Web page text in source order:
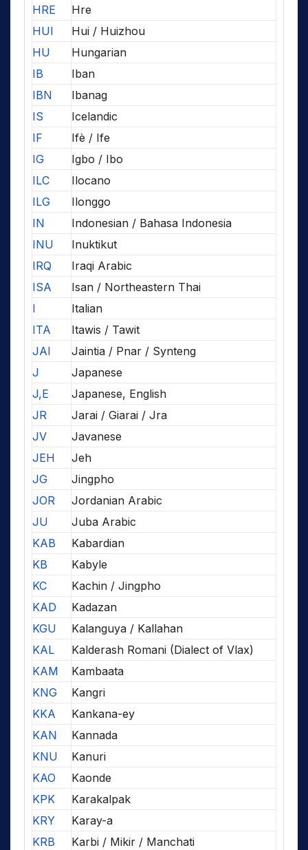
HRE
Hre
HUI
Hui / Huizhou
HU
Hungarian
IB
Iban
IBN
Ibanag
IS
Icelandic
IF
Ifè / Ife
IG
Igbo / Ibo
ILC
Ilocano
ILG
Ilonggo
IN
Indonesian / Bahasa Indonesia
INU
Inuktikut
IRQ
Iraqi Arabic
ISA
Isan / Northeastern Thai
I
Italian
ITA
Itawis / Tawit
JAI
Jaintia / Pnar / Synteng
J
Japanese
J,E
Japanese, English
JR
Jarai / Giarai / Jra
JV
Javanese
JEH
Jeh
JG
Jingpho
JOR
Jordanian Arabic
JU
Juba Arabic
KAB
Kabardian
KB
Kabyle
KC
Kachin / Jingpho
KAD
Kadazan
KGU
Kalanguya / Kallahan
KAL
Kalderash Romani (Dialect of Vlax)
KAM
Kambaata
KNG
Kangri
KKA
Kankana-ey
KAN
Kannada
KNU
Kanuri
KAO
Kaonde
KPK
Karakalpak
KRY
Karay-a
KRB
Karbi / Mikir / Manchati